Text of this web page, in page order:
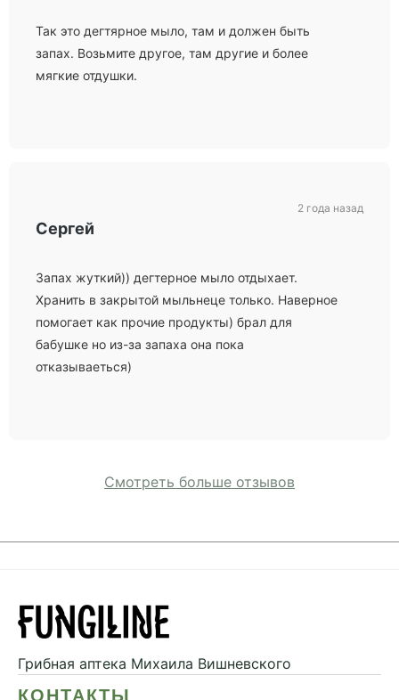
Так это дегтярное мыло, там и должен быть
запах. Возьмите другое, там другие и более
мягкие отдушки.
Сергей
Запах жуткий)) дегтерное мыло отдыхает.
Хранить в закрытой мыльнеце только. Наверное
помогает как прочие продукты) брал для
бабушке но из-за запаха она пока
отказываеться)
2 года назад
Смотреть больше отзывов
Грибная аптека Михаила Вишневского
КОНТАКТЫ